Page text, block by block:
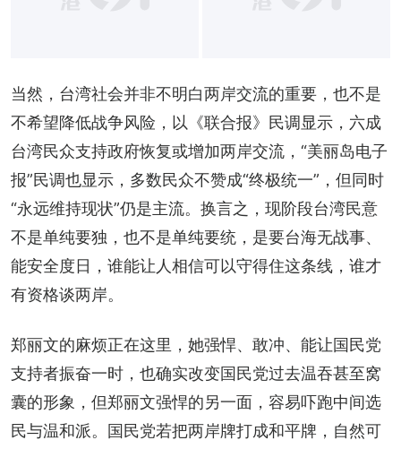
当然，台湾社会并非不明白两岸交流的重要，也不是
不希望降低战争风险，以《联合报》民调显示，六成
台湾民众支持政府恢复或增加两岸交流，“美丽岛电子
报”民调也显示，多数民众不赞成“终极统一”，但同时
“永远维持现状”仍是主流。换言之，现阶段台湾民意
不是单纯要独，也不是单纯要统，是要台海无战事、
能安全度日，谁能让人相信可以守得住这条线，谁才
有资格谈两岸。
郑丽文的麻烦正在这里，她强悍、敢冲、能让国民党
支持者振奋一时，也确实改变国民党过去温吞甚至窝
囊的形象，但郑丽文强悍的另一面，容易吓跑中间选
民与温和派。国民党若把两岸牌打成和平牌，自然可